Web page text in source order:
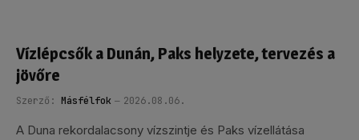
Vízlépcsők a Dunán, Paks helyzete, tervezés a
jövőre
Szerző: Másfélfok 2026.08.06.
A Duna rekordalacsony vízszintje és Paks vízellátása